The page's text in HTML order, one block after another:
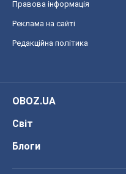
Правова інформація
Реклама на сайті
Редакційна політика
OBOZ.UA
Світ
Блоги